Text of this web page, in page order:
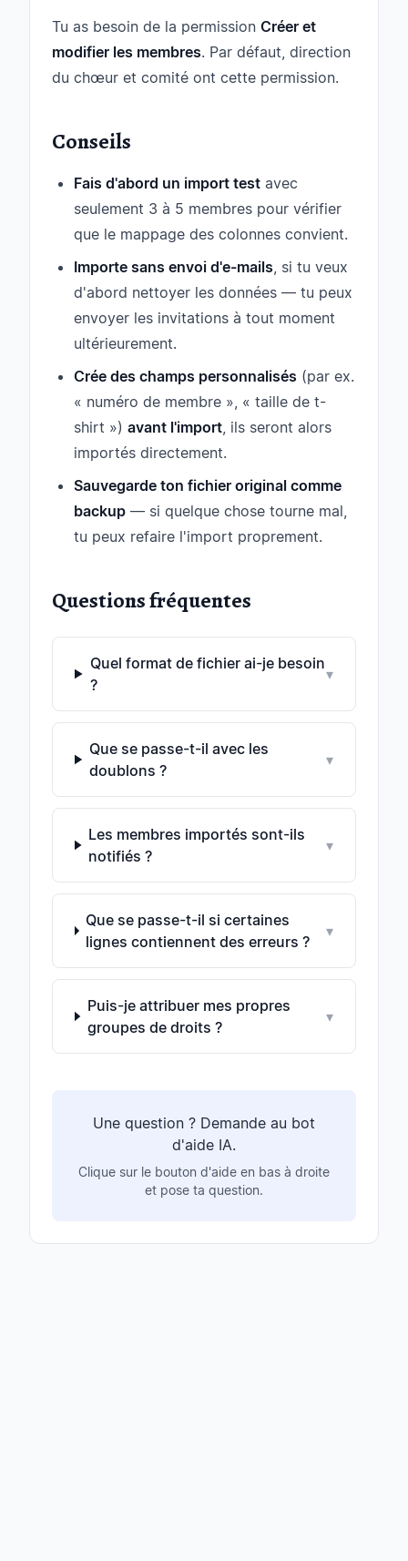
Tu as besoin de la permission Créer et
modifier les membres. Par défaut, direction
du chœur et comité ont cette permission.
Conseils
Fais d'abord un import test avec
seulement 3 à 5 membres pour vérifier
que le mappage des colonnes convient.
Importe sans envoi d'e-mails, si tu veux
d'abord nettoyer les données — tu peux
envoyer les invitations à tout moment
ultérieurement.
Crée des champs personnalisés (par ex.
« numéro de membre », « taille de t-
shirt ») avant l'import, ils seront alors
importés directement.
Sauvegarde ton fichier original comme
backup — si quelque chose tourne mal,
tu peux refaire l'import proprement.
Questions fréquentes
Quel format de fichier ai-je besoin
?
▾
Que se passe-t-il avec les
doublons ?
▾
Les membres importés sont-ils
notifiés ?
▾
Que se passe-t-il si certaines
lignes contiennent des erreurs ?
▾
Puis-je attribuer mes propres
groupes de droits ?
▾
Une question ? Demande au bot
d'aide IA.
Clique sur le bouton d'aide en bas à droite
et pose ta question.